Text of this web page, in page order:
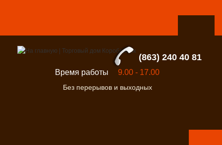
(863) 240 40 81
Время работы 9.00 - 17.00
Без перерывов и выходных